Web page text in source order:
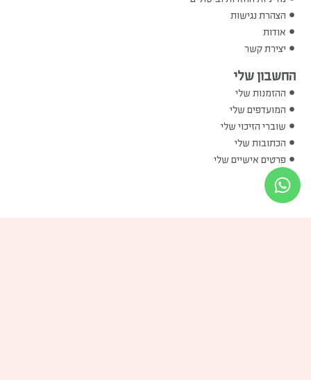
הצהרת נגישות
אודות
יצירת קשר
החשבון שלי
ההזמנות שלי
המועדפים שלי
שוברי הזיכוי שלי
הכתובות שלי
פרטים אישיים שלי